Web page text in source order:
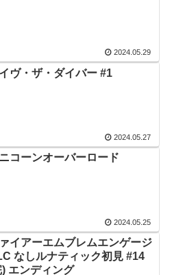
2024.05.29
ヴ・ザ・ダイバー #1
2024.05.27
コーンオーバーロード
2024.05.25
イアーエムブレムエンゲージ
なしルナティック初見 #14
) エンディング